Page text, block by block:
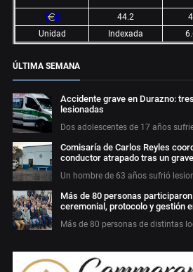
44.2
Unidad
Indexada
ÚLTIMA SEMANA
Accidente grave en Durazno:
lesionadas
Dos adolescentes de 17 años
Comisaría de Carlos Reyles
conductor atrapado tras un
Un hombre de 63 años sufrió
Más de 80 personas
ceremonial, protocolo y gestión
Más de 80 personas de distintas